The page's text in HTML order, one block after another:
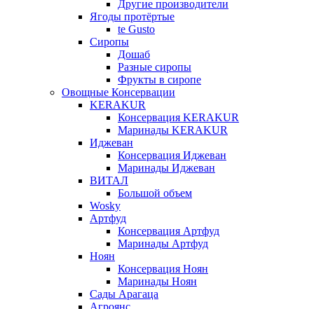
Другие производители
Ягоды протёртые
te Gusto
Сиропы
Дошаб
Разные сиропы
Фрукты в сиропе
Овощные Консервации
KERAKUR
Консервация KERAKUR
Маринады KERAKUR
Иджеван
Консервация Иджеван
Маринады Иджеван
ВИТАЛ
Большой объем
Wosky
Артфуд
Консервация Артфуд
Маринады Артфуд
Ноян
Консервация Ноян
Маринады Ноян
Сады Арагаца
Агроянс